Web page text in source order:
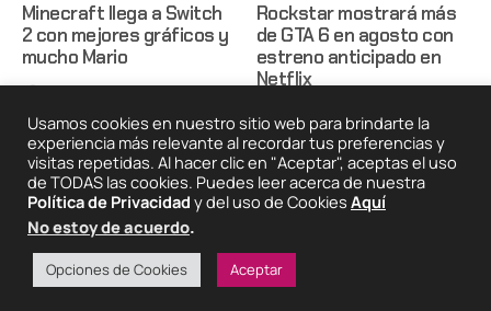
Minecraft llega a Switch
2 con mejores gráficos y
mucho Mario
Rockstar mostrará más
de GTA 6 en agosto con
estreno anticipado en
Netflix
N3k0 Hace 2 días
2025 © Degeneraciónx.com | Anime, Games & Nothing
Quiénes
Somos
Condiciones De
Uso Privacidad
Usamos cookies en nuestro sitio web para brindarte la
experiencia más relevante al recordar tus preferencias y
visitas repetidas. Al hacer clic en "Aceptar", aceptas el uso
de TODAS las cookies. Puedes leer acerca de nuestra
Política de Privacidad y del uso de Cookies Aquí
No estoy de acuerdo.
Opciones de Cookies Aceptar